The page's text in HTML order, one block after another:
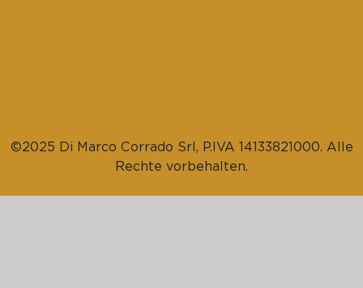
©2025 Di Marco Corrado Srl, P.IVA 14133821000. Alle
Rechte vorbehalten.